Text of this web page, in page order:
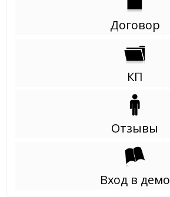
Договор
КП
Отзывы
Вход в демо